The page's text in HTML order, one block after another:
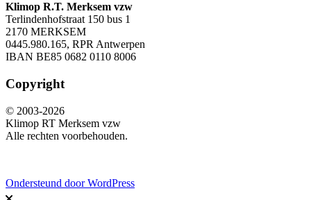
Klimop R.T. Merksem vzw
Terlindenhofstraat 150 bus 1
2170 MERKSEM
0445.980.165, RPR Antwerpen
IBAN BE85 0682 0110 8006
Copyright
© 2003-2026
Klimop RT Merksem vzw
Alle rechten voorbehouden.
Ondersteund door WordPress